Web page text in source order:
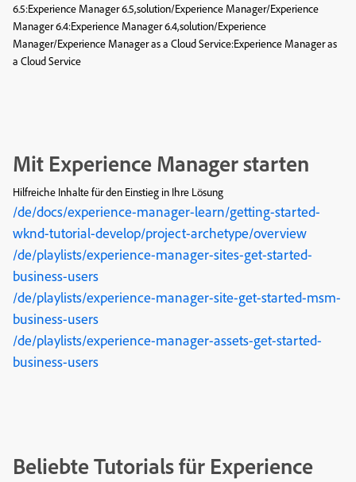
6.5:Experience Manager 6.5,solution/Experience Manager/Experience
Manager 6.4:Experience Manager 6.4,solution/Experience
Manager/Experience Manager as a Cloud Service:Experience Manager as
a Cloud Service
Mit Experience Manager starten
Hilfreiche Inhalte für den Einstieg in Ihre Lösung
/de/docs/experience-manager-learn/getting-started-
wknd-tutorial-develop/project-archetype/overview
/de/playlists/experience-manager-sites-get-started-
business-users
/de/playlists/experience-manager-site-get-started-msm-
business-users
/de/playlists/experience-manager-assets-get-started-
business-users
Beliebte Tutorials für Experience